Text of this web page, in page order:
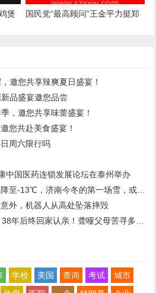
万元，二人均获刑
煲
：
国民党“最高顾问”王金平力挺郑
邀您共享辣爽夏日盛宴！
品盛宴邀您品尝
，邀您共享味蕾盛宴！
您共赴美食盛宴！
周六限行吗
中国医药连锁发展论坛在泰州举办
，济南今冬的第一场雪，或跟去年同一时间！
外，机器人从高处坠落摔毁
认亲！聋哑父母苦寻多年，母亲已抱憾离世丨红星寻人
学校 美国 查询 考试
城市